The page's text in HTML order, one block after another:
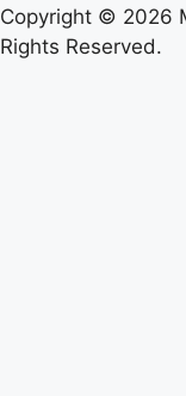
Copyright © 2026
Rights Reserved.